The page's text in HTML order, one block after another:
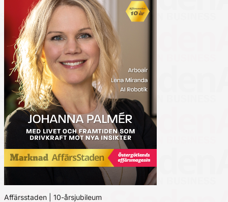
Affärsstaden | 10-årsjubileum